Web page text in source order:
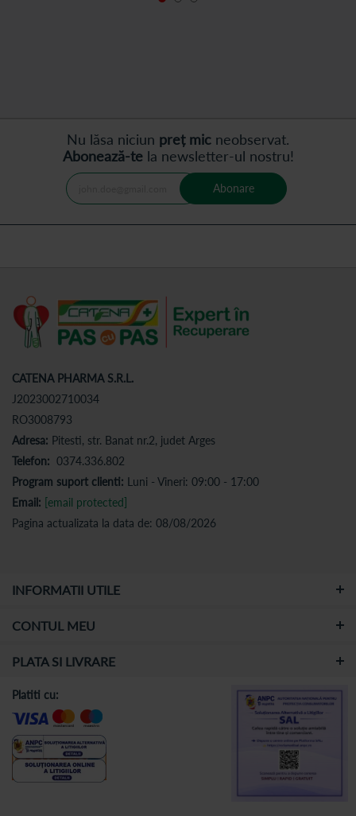
Nu lăsa niciun preț mic neobservat.
Abonează-tela newsletter-ul nostru!
Abonare
CATENA PHARMA S.R.L.
J2023002710034
RO3008793
Adresa: Pitesti, str. Banat nr.2, judet Arges
Telefon: 0374.336.802
Program suport clienti: Luni - Vineri: 09:00 - 17:00
Email: [email protected]
Pagina actualizata la data de: 08/08/2026
INFORMATII UTILE
CONTUL MEU
PLATA SI LIVRARE
Platiti cu: